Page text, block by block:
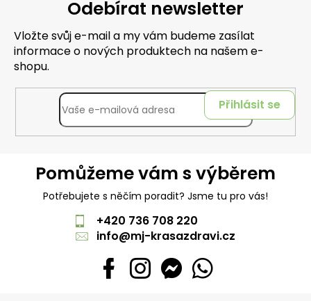
Odebírat newsletter
Vložte svůj e-mail a my vám budeme zasílat
informace o nových produktech na našem e-
shopu.
Přihlásit se
Pomůžeme vám s výběrem
Potřebujete s něčím poradit? Jsme tu pro vás!
+420 736 708 220
info@mj-krasazdravi.cz